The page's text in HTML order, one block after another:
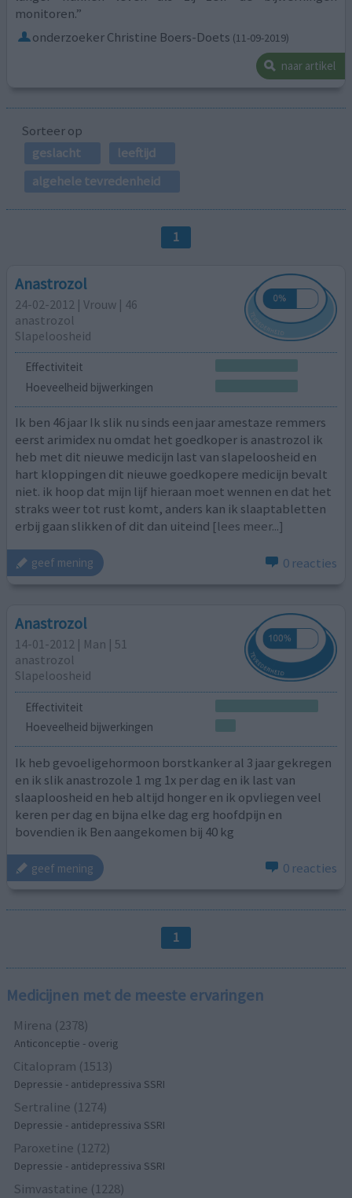
monitoren.”
onderzoeker Christine Boers-Doets (11-09-2019)
naar artikel
Sorteer op
geslacht
leeftijd
algehele tevredenheid
1
Anastrozol
24-02-2012 | Vrouw | 46
anastrozol
Slapeloosheid
Effectiviteit
Hoeveelheid bijwerkingen
Ik ben 46 jaar Ik slik nu sinds een jaar amestaze remmers
eerst arimidex nu omdat het goedkoper is anastrozol ik
heb met dit nieuwe medicijn last van slapeloosheid en
hart kloppingen dit nieuwe goedkopere medicijn bevalt
niet. ik hoop dat mijn lijf hieraan moet wennen en dat het
straks weer tot rust komt, anders kan ik slaaptabletten
erbij gaan slikken of dit dan uiteind [lees meer...]
geef mening 0 reacties
Anastrozol
14-01-2012 | Man | 51
anastrozol
Slapeloosheid
Effectiviteit
Hoeveelheid bijwerkingen
Ik heb gevoeligehormoon borstkanker al 3 jaar gekregen
en ik slik anastrozole 1 mg 1x per dag en ik last van
slaaploosheid en heb altijd honger en ik opvliegen veel
keren per dag en bijna elke dag erg hoofdpijn en
bovendien ik Ben aangekomen bij 40 kg
geef mening 0 reacties
1
Medicijnen met de meeste ervaringen
Mirena (2378)
Anticonceptie - overig
Citalopram (1513)
Depressie - antidepressiva SSRI
Sertraline (1274)
Depressie - antidepressiva SSRI
Paroxetine (1272)
Depressie - antidepressiva SSRI
Simvastatine (1228)